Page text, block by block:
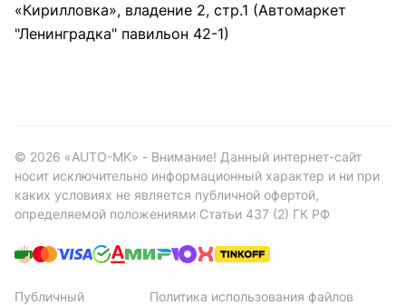
«Кирилловка», владение 2, стр.1 (Автомаркет
"Ленинградка" павильон 42-1)
© 2026 «AUTO-MK» - Внимание! Данный интернет-сайт
носит исключительно информационный характер и ни при
каких условиях не является публичной офертой,
определяемой положениями Статьи 437 (2) ГК РФ
Публичный Политика использования файлов